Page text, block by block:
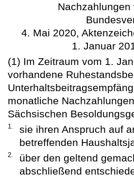
4. Mai 2020,
1. Januar
(1) Im Zeitraum vom 1.
vorhandene
monatliche
Sächsischen
1.
sie ihren Anspruch auf
betreffenden
2.
über den geltend
abschließend